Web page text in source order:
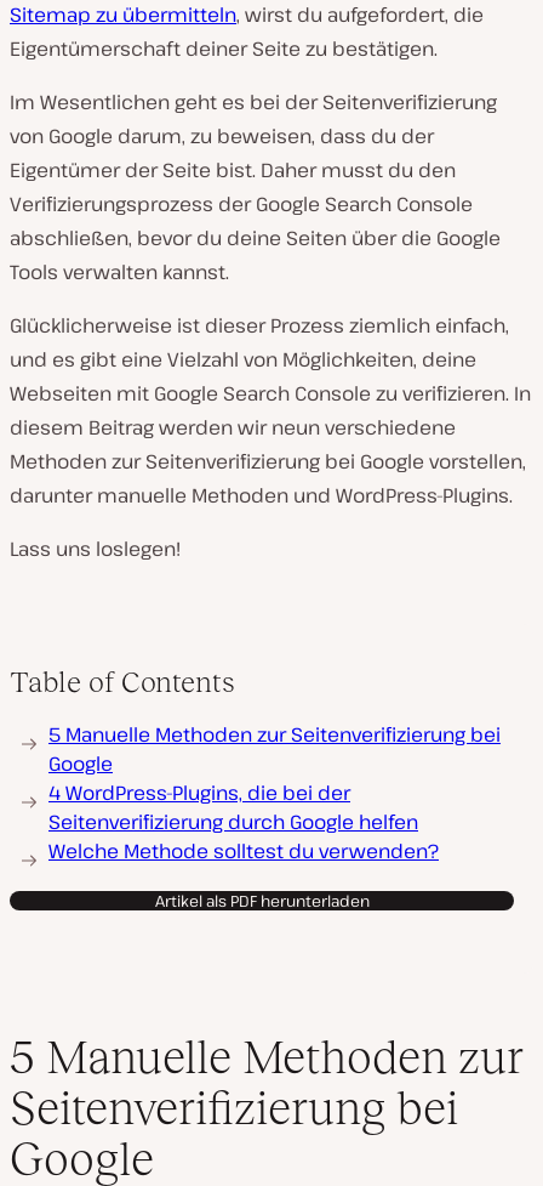
Sitemap zu übermitteln, wirst du aufgefordert, die
Eigentümerschaft deiner Seite zu bestätigen.
Im Wesentlichen geht es bei der Seitenverifizierung
von Google darum, zu beweisen, dass du der
Eigentümer der Seite bist. Daher musst du den
Verifizierungsprozess der Google Search Console
abschließen, bevor du deine Seiten über die Google
Tools verwalten kannst.
Glücklicherweise ist dieser Prozess ziemlich einfach,
und es gibt eine Vielzahl von Möglichkeiten, deine
Webseiten mit Google Search Console zu verifizieren. In
diesem Beitrag werden wir neun verschiedene
Methoden zur Seitenverifizierung bei Google vorstellen,
darunter manuelle Methoden und WordPress-Plugins.
Lass uns loslegen!
Table of Contents
5 Manuelle Methoden zur Seitenverifizierung bei
Google
4 WordPress-Plugins, die bei der
Seitenverifizierung durch Google helfen
Welche Methode solltest du verwenden?
Artikel als PDF herunterladen
5 Manuelle Methoden zur
Seitenverifizierung bei
Google